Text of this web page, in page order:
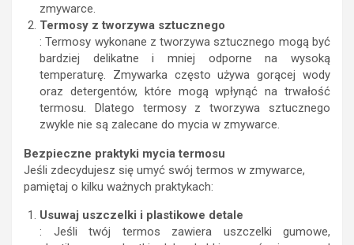
zmywarce.
Termosy z tworzywa sztucznego
: Termosy wykonane z tworzywa sztucznego mogą być
bardziej delikatne i mniej odporne na wysoką
temperaturę. Zmywarka często używa gorącej wody
oraz detergentów, które mogą wpłynąć na trwałość
termosu. Dlatego termosy z tworzywa sztucznego
zwykle nie są zalecane do mycia w zmywarce.
Bezpieczne praktyki mycia termosu
Jeśli zdecydujesz się umyć swój termos w zmywarce,
pamiętaj o kilku ważnych praktykach:
Usuwaj uszczelki i plastikowe detale
: Jeśli twój termos zawiera uszczelki gumowe,